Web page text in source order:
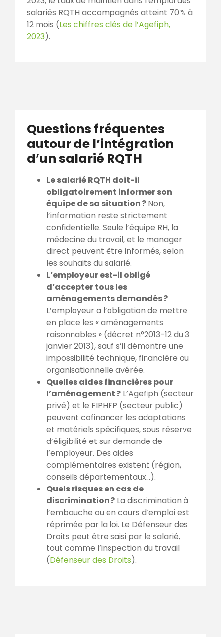
salariés RQTH accompagnés atteint 70 % à
12 mois (Les chiffres clés de l’Agefiph,
2023).
Questions fréquentes
autour de l’intégration
d’un salarié RQTH
Le salarié RQTH doit-il
obligatoirement informer son
équipe de sa situation ? Non,
l’information reste strictement
confidentielle. Seule l’équipe RH, la
médecine du travail, et le manager
direct peuvent être informés, selon
les souhaits du salarié.
L’employeur est-il obligé
d’accepter tous les
aménagements demandés ?
L’employeur a l’obligation de mettre
en place les « aménagements
raisonnables » (décret n°2013-12 du 3
janvier 2013), sauf s’il démontre une
impossibilité technique, financière ou
organisationnelle avérée.
Quelles aides financières pour
l’aménagement ? L’Agefiph (secteur
privé) et le FIPHFP (secteur public)
peuvent cofinancer les adaptations
et matériels spécifiques, sous réserve
d’éligibilité et sur demande de
l’employeur. Des aides
complémentaires existent (région,
conseils départementaux…).
Quels risques en cas de
discrimination ? La discrimination à
l’embauche ou en cours d’emploi est
réprimée par la loi. Le Défenseur des
Droits peut être saisi par le salarié,
tout comme l’inspection du travail
(Défenseur des Droits).